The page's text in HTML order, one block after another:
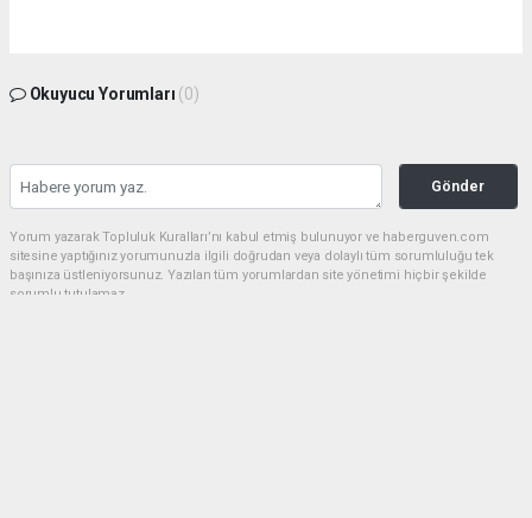
Okuyucu Yorumları (0)
Gönder
Yorum yazarak Topluluk Kuralları’nı kabul etmiş bulunuyor ve haberguven.com
sitesine yaptığınız yorumunuzla ilgili doğrudan veya dolaylı tüm sorumluluğu tek
başınıza üstleniyorsunuz. Yazılan tüm yorumlardan site yönetimi hiçbir şekilde
sorumlu tutulamaz.